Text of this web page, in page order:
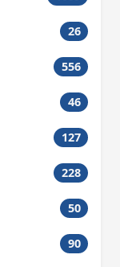
26
556
46
127
228
50
90